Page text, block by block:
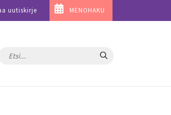
uutiskirje MENOHAKU
Hae